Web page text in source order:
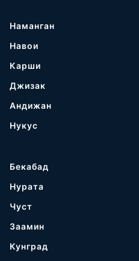
Наманган
Навои
Карши
Джизак
Андижан
Нукус
Бекабад
Нурата
Чуст
Заамин
Кунград